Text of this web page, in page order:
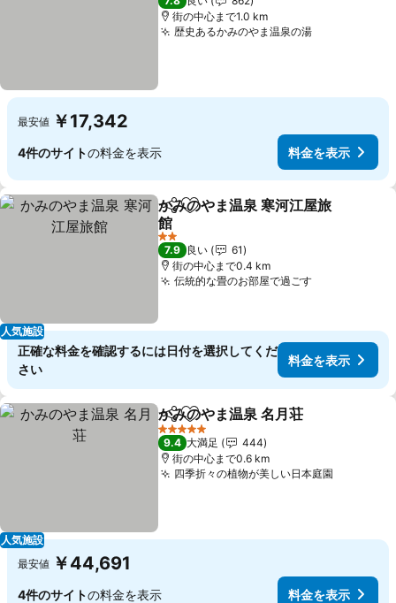
街の中心まで1.0 km
歴史あるかみのやま温泉の湯
最安値 ￥17,342
4件のサイトの料金を表示 料金を表示
人気施設
シェアお気に入りに追加
かみのやま温泉 寒河江屋旅
館
2 ホテルのランク
7.9 良い
61
街の中心まで0.4 km
伝統的な畳のお部屋で過ごす
正確な料金を確認するには日付を選択してくだ
さい
料金を表示
人気施設
シェアお気に入りに追加
かみのやま温泉 名月荘
5 ホテルのランク
9.4 大満足
444
街の中心まで0.6 km
四季折々の植物が美しい日本庭園
最安値 ￥44,691
4件のサイトの料金を表示 料金を表示